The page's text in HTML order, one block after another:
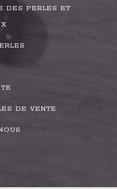
DES PERLES ET
DE VENTE